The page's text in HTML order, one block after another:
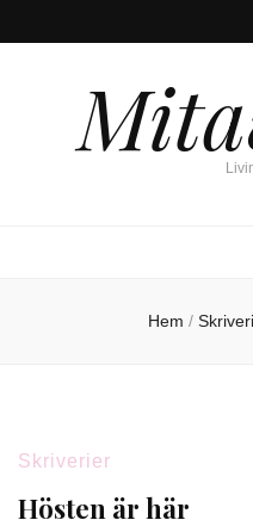
Hem /
Skriverier
Hösten är här